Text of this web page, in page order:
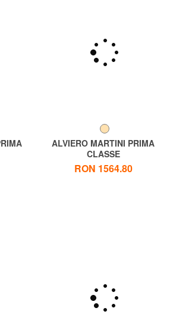
ALVIERO MARTINI PRIMA
CLASSE
ALVIERO MARTINI 1 ^ CLASA
Geo Geantă cu curea de
RON 1564.80